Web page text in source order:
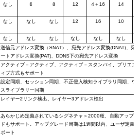
なし 8 8 12 4＋ 16 14
なし なし なし 12 16 10
なし なし なし なし なし
なし
送信元アドレス変換（SNAT）、宛先アドレス変換(DNAT)、宛
ートアドレス変換(PAT)、 DDNS下の宛先アドレス変換
アクティブ－アクティブ、 アクティブ－スタンバイ
プリエン
ィブ方式もサポート
設定同期、セッション同期、不正侵入検知ライブラリ同期、ウ
ス ライブラリー 同期
レイヤー2 リンク検出 、レイヤー3アドレス検出
あらかじめ定義されているシグネチャ＞2000種、自動アップグ
ドもサポート。アップグレード周期は1週間以内、ユーザ定義
ポート